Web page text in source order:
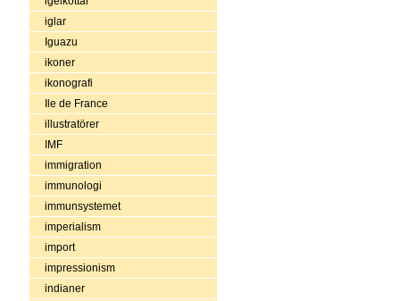
iglar
Iguazu
ikoner
ikonografi
Ile de France
illustratörer
IMF
immigration
immunologi
immunsystemet
imperialism
import
impressionism
indianer